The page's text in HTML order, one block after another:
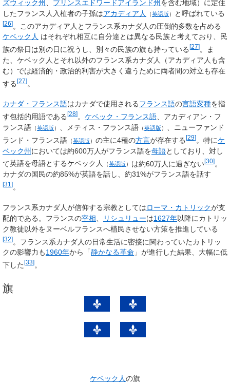
ズウィック州
プリンスエドワードアイランド州 を含む地域）に定住
したフランス人入植者の子孫はアカディア人 （英語版 ） と呼ばれている
[26]。このアカディア人とフランス系カナダ人の圧倒的多数を占める
ケベック人 はそれぞれ相互に自分達とは異なる民族と考えており、民
族の祭日は別の日に祝うし、別々の民族の旗も持っている [27] 。ま
た、ケベック人とそれ以外のフランス系カナダ人（アカディア人も含
む）では経済的・政治的利害が大きく違うために両者間の対立も存在
する [27] 。
カナダ・フランス語はカナダで使用されるフランス語の言語変種を指
す包括的用語である [28] 。 ケベック・フランス語
アカディアン・フ
ランス語 （英語版 ） メティス・フランス語 （英語版 ）
ニューファンド
ランド・フランス語 （英語版 ） の主に4種の方言が存在する[29]。特にケ
ベック州 においては約600万人がフランス語を母語としており、対し
て英語を母語とするケベック人 （英語版 ） は約60万人に過ぎない[30]。
カナダの国民の約85%が英語を話し、約31%がフランス語を話す
[31 ] 。
フランス系カナダ人が信仰する宗教としてはローマ・カトリックが支
配的である。フランスの宰相 リシュリューは1627年以降にカトリッ
ク教徒以外をヌーベルフランスへ植民させない方策を推進している
[32]。フランス系カナダ人の日常生活に密接に関わっていたカトリッ
クの影響力も1960年から「静かなる革命 」が進行した結果、大幅に低
下した [33] 。
旗
ケベック人の旗